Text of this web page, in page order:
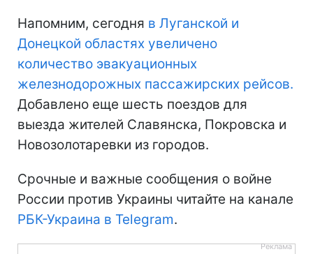
Напомним, сегодня в Луганской и
Донецкой областях увеличено
количество эвакуационных
железнодорожных пассажирских рейсов.
Добавлено еще шесть поездов для
выезда жителей Славянска, Покровска и
Новозолотаревки из городов.
Срочные и важные сообщения о войне
России против Украины читайте на канале
РБК-Украина в Telegram.